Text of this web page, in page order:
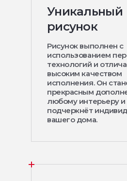
Уникальный
рисунок
Рисунок выполнен с
использованием
технологий и
высоким качеством
исполнения. Он
прекрасным
любому интерьеру и
подчеркнёт
вашего дома.